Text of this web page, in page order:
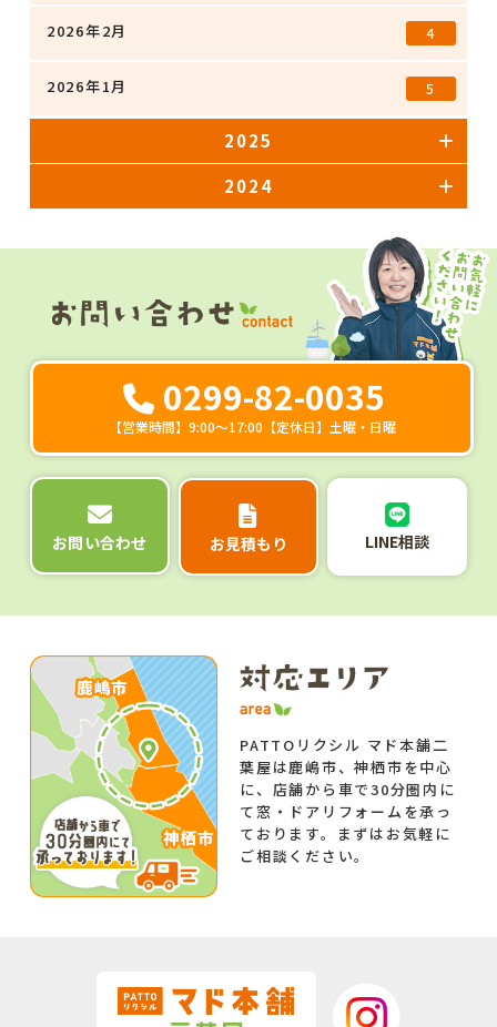
2026年2月 4
2026年1月 5
2025
2024
0299-82-0035
【営業時間】9:00～17:00【定休日】土曜・日曜
お問い合わせ お見積もり LINE相談
PATTOリクシル マド本舗二
葉屋は鹿嶋市、神栖市を中心
に、店舗から車で30分圏内に
て窓・ドアリフォームを承っ
ております。まずはお気軽に
ご相談ください。